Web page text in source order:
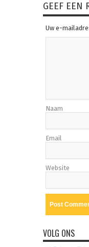
GEEF EEN
Uw e-
Naam
Email
Website
VOLG ONS